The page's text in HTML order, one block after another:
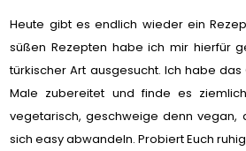
Heute gibt es endlich wieder ein
süßen Rezepten habe ich mir hierfür
türkischer Art ausgesucht. Ich habe
Male zubereitet und finde es
vegetarisch, geschweige denn vegan,
sich easy abwandeln. Probiert Euch